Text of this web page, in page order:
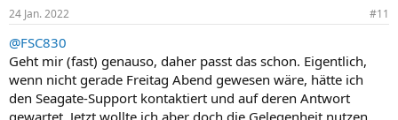
24 Jan. 2022 #11
@FSC830
Geht mir (fast) genauso, daher passt das schon. Eigentlich,
wenn nicht gerade Freitag Abend gewesen wäre, hätte ich
den Seagate-Support kontaktiert und auf deren Antwort
gewartet. Jetzt wollte ich aber doch die Gelegenheit nutzen,